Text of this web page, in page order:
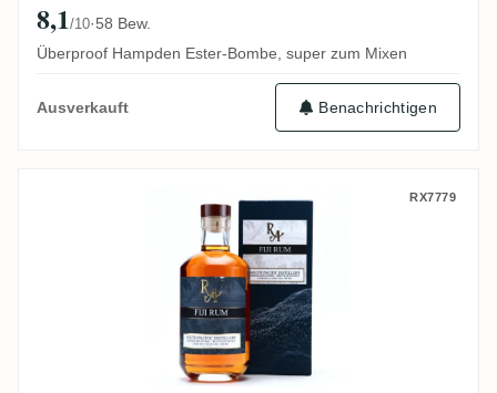
8,1/10·58 Bew.
Überproof Hampden Ester-Bombe, super zum Mixen
Ausverkauft Benachrichtigen
South Pacific Rum Artesanal Fiji Rum
RX7779